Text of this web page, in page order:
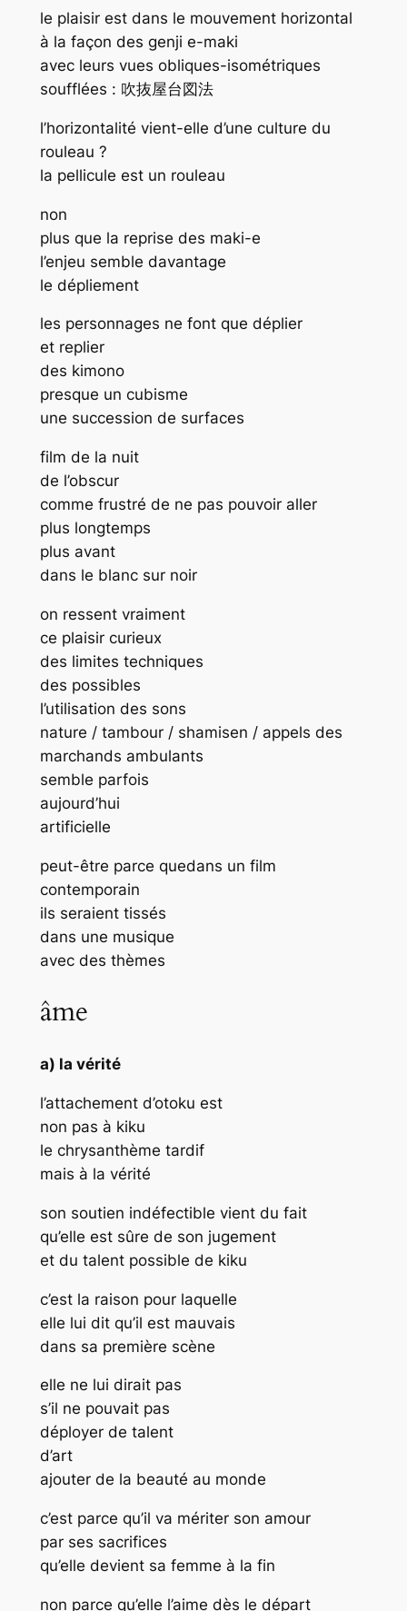
le plaisir est dans le mouvement horizontal
à la façon des genji e-maki
avec leurs vues obliques-isométriques
soufflées : 吹抜屋台図法
l’horizontalité vient-elle d’une culture du
rouleau ?
la pellicule est un rouleau
non
plus que la reprise des maki-e
l’enjeu semble davantage
le dépliement
les personnages ne font que déplier
et replier
des kimono
presque un cubisme
une succession de surfaces
film de la nuit
de l’obscur
comme frustré de ne pas pouvoir aller
plus longtemps
plus avant
dans le blanc sur noir
on ressent vraiment
ce plaisir curieux
des limites techniques
des possibles
l’utilisation des sons
nature / tambour / shamisen / appels des
marchands ambulants
semble parfois
aujourd’hui
artificielle
peut-être parce quedans un film
contemporain
ils seraient tissés
dans une musique
avec des thèmes
âme
a) la vérité
l’attachement d’otoku est
non pas à kiku
le chrysanthème tardif
mais à la vérité
son soutien indéfectible vient du fait
qu’elle est sûre de son jugement
et du talent possible de kiku
c’est la raison pour laquelle
elle lui dit qu’il est mauvais
dans sa première scène
elle ne lui dirait pas
s’il ne pouvait pas
déployer de talent
d’art
ajouter de la beauté au monde
c’est parce qu’il va mériter son amour
par ses sacrifices
qu’elle devient sa femme à la fin
non parce qu’elle l’aime dès le départ